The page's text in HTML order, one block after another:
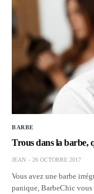
BARBE
Trous dans la barbe,
JEAN 26 OCTOBRE 2017
Vous avez une barbe
panique, BarbeChic